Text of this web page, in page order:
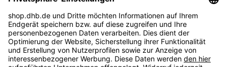
NEWSLETTER UND VERPASSEN SIE KEINE NEUIGKEIT ODER
AKTION MEHR.
ANMELDEN